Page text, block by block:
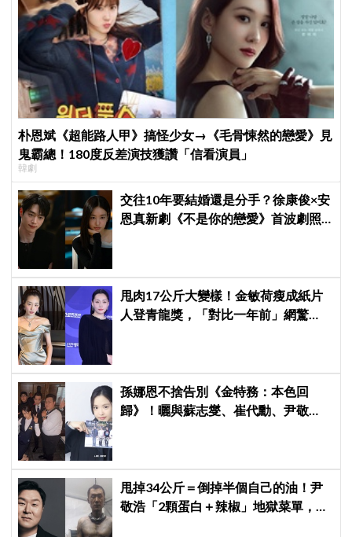
朴恩斌《超能路人甲》搞怪少女→《毛骨悚然的戀愛》見
鬼霸總！180度反差演技獲讚「信看演員」
韓劇
交往10年要結婚還是分手？徐康俊×安
恩真新劇《不是你的戀愛》首波劇照
甩肉17公斤大變樣！金敏荷瘦成紙片
人登青龍獎，「對比一年前」網驚
孫娜恩不捨告別《金特務：本色回
歸》！曬與蘇志燮、崔代勳、尹敬
甩掉34公斤＝倒掉半個自己的油！尹
敬浩「2顆蛋白＋辣椒」地獄菜單，你